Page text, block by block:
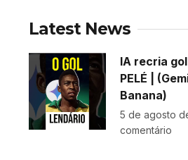
Latest News
IA recria
PELÉ |
Banana)
5 de agosto
comentário